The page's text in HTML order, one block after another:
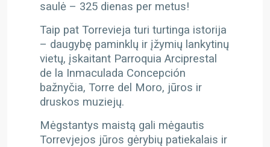
saulė – 325 dienas per metus!
Taip pat Torrevieja turi turtinga istorija
– daugybę paminklų ir įžymių lankytinų
vietų, įskaitant Parroquia Arciprestal
de la Inmaculada Concepción
bažnyčia, Torre del Moro, jūros ir
druskos muziejų.
Mėgstantys maistą gali mėgautis
Torrevjejos jūros gėrybių patiekalais ir